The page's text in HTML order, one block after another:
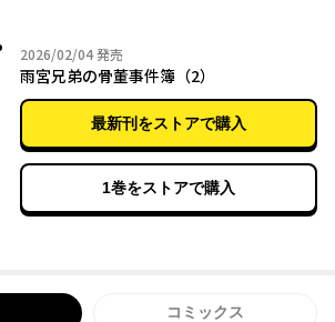
き、新たに結んでいく――。
・ミステリー、開幕！
2026/02/042026年02月04日
発売
雨宮兄弟の骨董事件簿（2）
最新刊をストアで購入
1巻をストアで購入
コミックス